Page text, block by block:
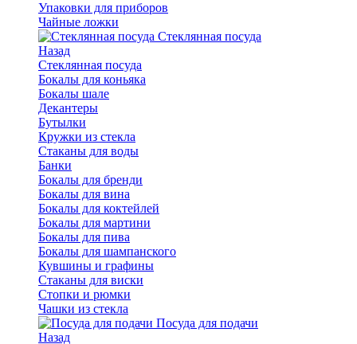
Упаковки для приборов
Чайные ложки
Стеклянная посуда
Назад
Стеклянная посуда
Бокалы для коньяка
Бокалы шале
Декантеры
Бутылки
Кружки из стекла
Стаканы для воды
Банки
Бокалы для бренди
Бокалы для вина
Бокалы для коктейлей
Бокалы для мартини
Бокалы для пива
Бокалы для шампанского
Кувшины и графины
Стаканы для виски
Стопки и рюмки
Чашки из стекла
Посуда для подачи
Назад